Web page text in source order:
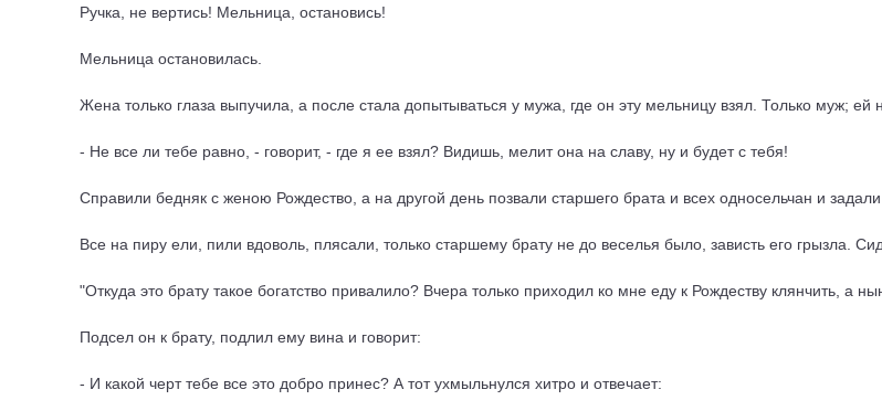
Ручка, не вертись! Мельница, остановись!
Мельница остановилась.
Жена только глаза выпучила, а после стала допытываться у мужа, где он эту мельницу взял. Только муж; ей
- Не все ли тебе равно, - говорит, - где я ее взял? Видишь, мелит она на славу, ну и будет с тебя!
Справили бедняк с женою Рождество, а на другой день позвали старшего брата и всех односельчан и задали
Все на пиру ели, пили вдоволь, плясали, только старшему брату не до веселья было, зависть его грызла.
"Откуда это брату такое богатство привалило? Вчера только приходил ко мне еду к Рождеству клянчить, а
Подсел он к брату, подлил ему вина и говорит:
- И какой черт тебе все это добро принес? А тот ухмыльнулся хитро и отвечает: